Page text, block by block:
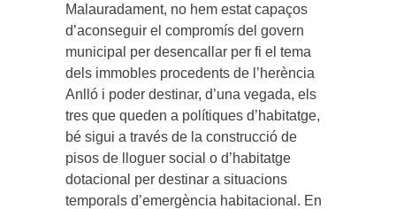
Malauradament, no hem estat capaços
d’aconseguir el compromís del govern
municipal per desencallar per fi el tema
dels immobles procedents de l’herència
Anlló i poder destinar, d’una vegada, els
tres que queden a polítiques d’habitatge,
bé sigui a través de la construcció de
pisos de lloguer social o d’habitatge
dotacional per destinar a situacions
temporals d’emergència habitacional. En